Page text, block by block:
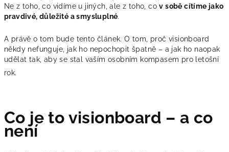
Ne z toho, co vidíme u jiných, ale z toho, cov sobě cítíme jako
pravdivé, důležité a smysluplné.
A právě o tom bude tento článek. O tom, proč visionboard
někdy nefunguje, jak ho nepochopit špatně – a jak ho naopak
udělat tak, aby se stal vaším osobním kompasem pro letošní
rok.
Co je to visionboard – a co
není